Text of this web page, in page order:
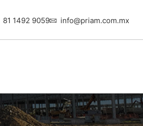
81 1492 9059 info@priam.com.mx